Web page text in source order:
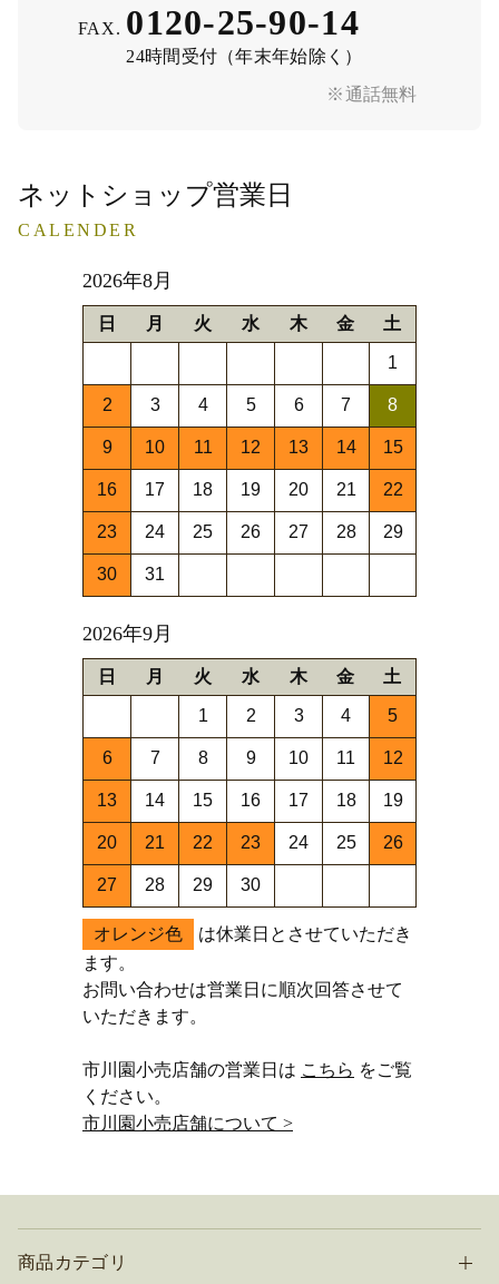
※通話無料
FAX. 0120-25-90-14
24時間受付（年末年始除く）
ネットショップ営業日
CALENDER
2026年8月
日 月 火 水 木 金 土
1
2 3 4 5 6 7 8
9 10 11 12 13 14 15
16 17 18 19 20 21 22
23 24 25 26 27 28 29
30 31
2026年9月
日 月 火 水 木 金 土
1 2 3 4 5
6 7 8 9 10 11 12
13 14 15 16 17 18 19
20 21 22 23 24 25 26
27 28 29 30
オレンジ色
は休業日とさせていただき
ます。
お問い合わせは営業日に順次回答させて
いただきます。
市川園小売店舗の営業日は こちら をご覧
ください。
市川園小売店舗について >
商品カテゴリ